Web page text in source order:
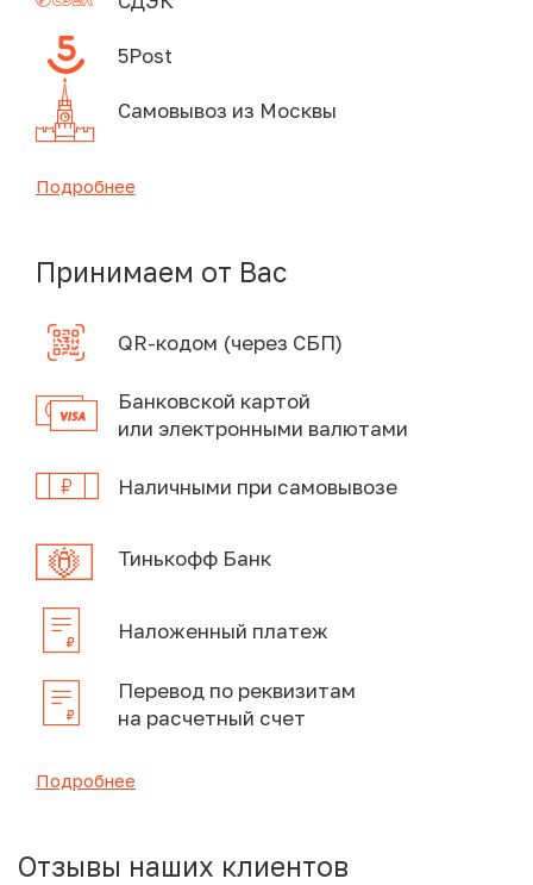
5Post
Самовывоз из Москвы
Подробнее
Принимаем от Вас
QR-кодом (через СБП)
Банковской картой
или электронными валютами
Наличными при самовывозе
Тинькофф Банк
Наложенный платеж
Перевод по реквизитам
на расчетный счет
Подробнее
Отзывы наших клиентов